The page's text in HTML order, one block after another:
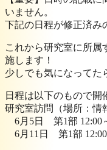
いません。
下記の日程が修正済み
これから研究室に所属
施します！
少しでも気になってた
日程は以下のもので開
研究室訪問（場所：情
6月5日 第1部 12:00
6月11日 第1部